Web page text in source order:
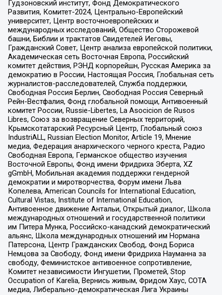
Гудзоновский институт, Фонд Демократического
Развития, Комитет-2024, Центрально-Европейский
университет, Центр восточноевропейских и
международных исследований, Общество Сторожевой
башни, Библии и трактатов Свидетелей Иеговы,
Гражданский Совет, Центр анализа европейской политики,
Академическая сеть Восточная Европа, Российский
комитет действия, РЭНД корпорейшн, Русская Америка за
демократию в России, Настоящая Россия, Глобальная сеть
журналистов-расследователей, Служба поддержки,
Свободная Россия Берлин, Свободная Россия Северный
Рейн-Вестфалия, Фонд глобальной помощи, Антивоенный
комитет России, Russie-Libertes, La Asocicion de Rusos
Libres, Союз за возвращение Северных территорий,
Крымскотатарский Ресурсный Центр, Глобальный союз
IndustriALL, Russian Election Monitor, Article 19, Мнение
медиа, Федерация анархического черного креста, Радио
Свободная Европа, Германское общество изучения
Восточной Европы, Фонд имени Фридриха Эберта, XZ
gGmbH, Мобильная академия поддержки гендерной
демократии и миротворчества, Форум имени Льва
Копелева, American Councils for International Education,
Cultural Vistas, Institute of International Education,
Антивоенное движение Антальи, Открытый диалог, Школа
международных отношений и государственной политики
им Питера Мунка, Российско-канадский демократический
альянс, Школа международных отношений им Нормана
Патерсона, Центр Гражданских Свобод, Фонд Бориса
Немцова за Свободу, Фонд имени Фридриха Науманна за
свободу, Феминистское антивоенное сопротивление,
Комитет независимости Ингушетии, Прометей, Stop
Occupation of Karelia, Вернись живым, Фридом Хаус, СОТА
медиа, Либерально-демократическая Лига Украины